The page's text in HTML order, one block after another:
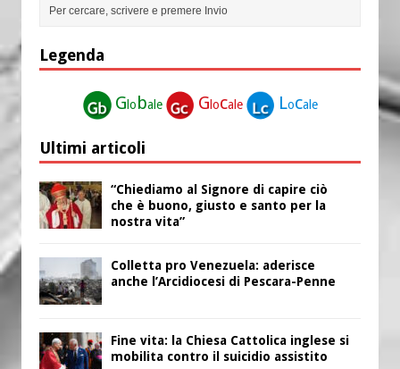
Legenda
G lobale G locale Locale
Ultimi articoli
“Chiediamo al Signore di capire ciò
che è buono, giusto e santo per la
nostra vita”
Colletta pro Venezuela: aderisce
anche l’Arcidiocesi di Pescara-Penne
Fine vita: la Chiesa Cattolica inglese si
mobilita contro il suicidio assistito